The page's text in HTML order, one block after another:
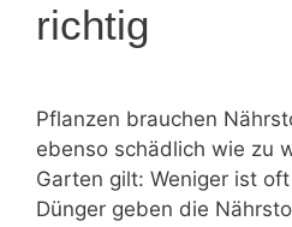
richtig
Pflanzen brauchen
ebenso schädlich wie zu
Garten gilt: Weniger ist
Dünger geben die